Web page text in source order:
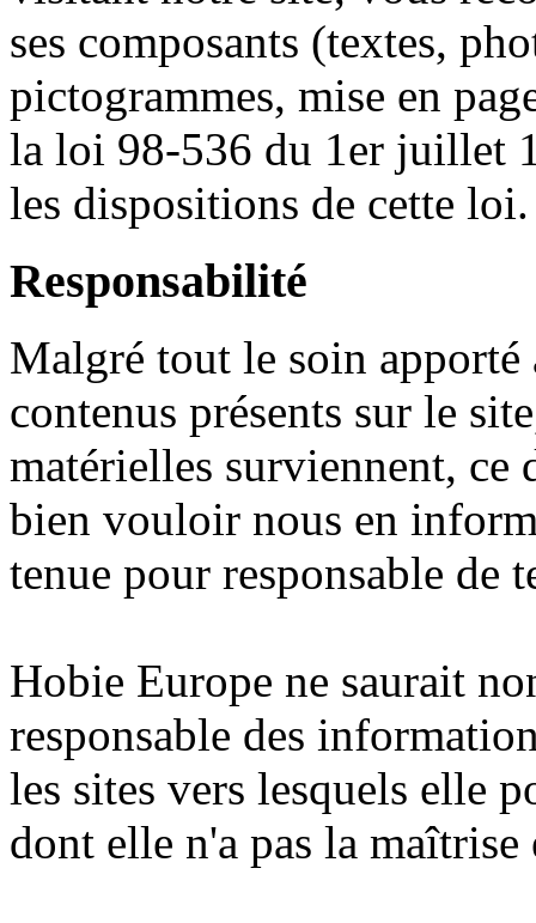
ses composants (textes,
pictogrammes, mise en
la loi 98-536 du 1er juillet
les dispositions de cette loi.
Responsabilité
Malgré tout le soin apporté
contenus présents sur le
matérielles surviennent, ce
bien vouloir nous en
tenue pour responsable de
Hobie Europe ne saurait
responsable des
les sites vers lesquels elle
dont elle n'a pas la